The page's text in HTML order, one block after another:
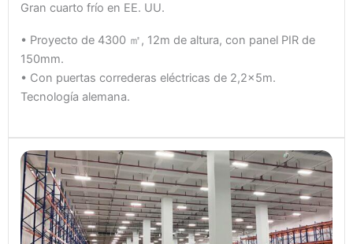
Gran cuarto frío en EE. UU.
• Proyecto de 4300 ㎡, 12m de altura, con panel PIR de
150mm.
• Con puertas correderas eléctricas de 2,2x5m.
Tecnología alemana.